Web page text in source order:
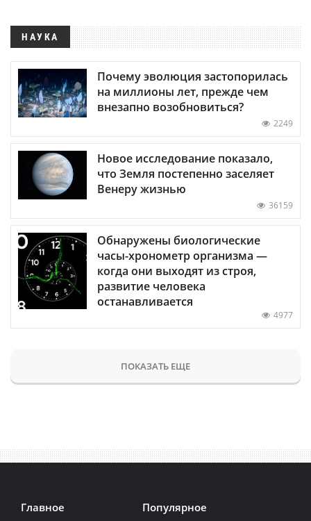
НАУКА
Почему эволюция застопорилась
на миллионы лет, прежде чем
внезапно возобновиться?
2249
Новое исследование показало,
что Земля постепенно заселяет
Венеру жизнью
36159
Обнаружены биологические
часы-хронометр организма —
когда они выходят из строя,
развитие человека
останавливается
4977
ПОКАЗАТЬ ЕЩЕ
Главное Популярное